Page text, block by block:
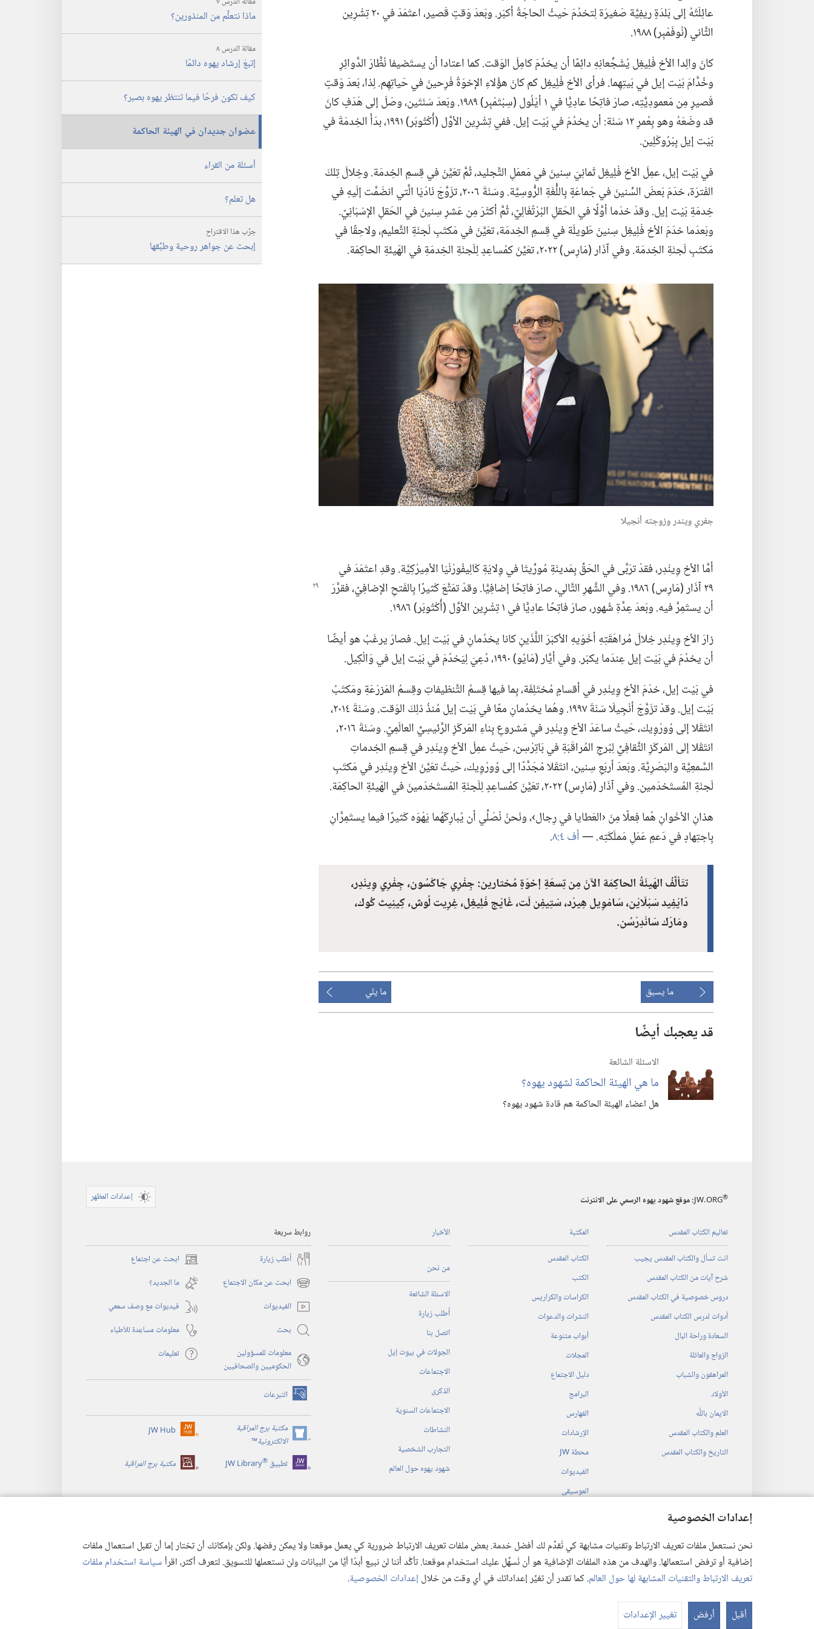
إعدادات الخصوصية
نحن نستعمل ملفات تعريف الارتباط وتقنيات مشابهة كي نُقدِّم لك أفضل خدمة. بعض ملفات تعريف الارتباط ضرورية كي يعمل موقعنا ولا يمكن رفضها. ولكن بإمكانك أن تختار إما أن تقبل استعمال ملفات
إضافية أو ترفض استعمالها. والهدف من هذه الملفات الإضافية هو أن نُسهِّل عليك استخدام موقعنا. تأكَّد أننا لن نبيع أبدًا أيًّا من البيانات ولن نستعملها للتسويق. لتعرف أكثر، اقرأسياسة استخدام ملفات
تعريف الارتباط والتقنيات المشابهة لها حول العالم. كما تقدر أن تغيِّر إعداداتك في أي وقت من خلال إعدادات الخصوصية.
أقبل أرفض تغيير الإعدادات
عائِلَتُهُ إلى بَلدَةٍ ريفِيَّة صَغيرَة لِتخدُمَ حَيثُ الحاجَةُ أكبَر.‏ وبَعدَ وَقتٍ قَصير،‏ اعتَمَدَ في ٢٠ تِشْرِين
الثَّاني (‏نُوفَمْبِر)‏ ١٩٨٨.‏
كانَ والِدا الأخ فْلِيغِل يُشَجِّعانِهِ دائِمًا أن يخدُمَ كامِلَ الوَقت.‏ كما اعتادا أن يستَضيفا نُظَّارَ الدَّوائِرِ
وخُدَّامَ بَيْت إيل في بَيتِهِما.‏ فرأى الأخ فْلِيغِل كم كانَ هؤُلاءِ الإخوَةُ فَرِحينَ في حَياتِهِم.‏ لِذا،‏ بَعدَ وَقتٍ
قَصيرٍ مِن مَعمودِيَّتِه،‏ صارَ فاتِحًا عادِيًّا في ١ أيْلُول (‏سِبْتَمْبِر)‏ ١٩٨٩.‏ وبَعدَ سَنَتَين،‏ وصَلَ إلى هَدَفٍ كانَ
قد وضَعَهُ وهو بِعُمرِ ١٢ سَنَة:‏ أن يخدُمَ في بَيْت إيل.‏ ففي تِشْرِين الأوَّل (‏أُكْتُوبَر)‏ ١٩٩١،‏ بدَأَ الخِدمَةَ في
بَيْت إيل بِبْرُوكْلِين.‏
في بَيْت إيل،‏ عمِلَ الأخ فْلِيغِل ثَمانِيَ سِنينَ في مَعمَلِ التَّجليد،‏ ثُمَّ تعَيَّنَ في قِسمِ الخِدمَة.‏ وخِلالَ تِلكَ
الفَترَة،‏ خدَمَ بَعضَ السِّنينَ في جَماعَةٍ بِاللُّغَةِ الرُّوسِيَّة.‏ وسَنَةَ ٢٠٠٦،‏ تزَوَّجَ نَادْيَا الَّتي انضَمَّت إلَيهِ في
خِدمَةِ بَيْت إيل.‏ وقدْ خدَما أوَّلًا في الحَقلِ البُرْتُغَالِيّ،‏ ثُمَّ أكثَرَ مِن عَشرِ سِنينَ في الحَقلِ الإسْبَانِيّ.‏
وبَعدَما خدَمَ الأخ فْلِيغِل سِنينَ طَويلَة في قِسمِ الخِدمَة،‏ تعَيَّنَ في مَكتَبِ لَجنَةِ التَّعليم،‏ ولاحِقًا في
مَكتَبِ لَجنَةِ الخِدمَة.‏ وفي آذَار (‏مَارِس)‏ ٢٠٢٢،‏ تعَيَّنَ كمُساعِدٍ لِلَجنَةِ الخِدمَةِ في الهَيئَةِ الحاكِمَة.‏
جفري ويندر وزوجته أنجيلا
أمَّا الأخ وِينْدِر،‏ فقدْ ترَبَّى في الحَقِّ بِمَدينَةِ مُورِّيتَا في وِلايَةِ كَالِيفُورْنْيَا الأمِيرْكِيَّة.‏ وقدِ اعتَمَدَ في
٢٩ آذَار
‏(‏مَارِس)‏ ١٩٨٦.‏ وفي الشَّهرِ التَّالي،‏ صارَ فاتِحًا إضافِيًّا.‏ وقدْ تمَتَّعَ كَثيرًا بِالفَتحِ الإضافِيّ،‏ فقرَّرَ
أن يستَمِرَّ فيه.‏ وبَعدَ عِدَّةِ شُهور،‏ صارَ فاتِحًا عادِيًّا في ١ تِشْرِين الأوَّل (‏أُكْتُوبَر)‏ ١٩٨٦.‏
زارَ الأخ وِينْدِر خِلالَ مُراهَقَتِهِ أخَوَيهِ الأكبَرَ اللَّذَينِ كانا يخدُمانِ في بَيْت إيل.‏ فصارَ يرغَبُ هو أيضًا
أن يخدُمَ في بَيْت إيل عِندَما يكبَر.‏ وفي أيَّار (‏مَايُو)‏ ١٩٩٠،‏ دُعِيَ لِيَخدُمَ في بَيْت إيل في وَالْكِيل.‏
في بَيْت إيل،‏ خدَمَ الأخ وِينْدِر في أقسامٍ مُختَلِفَة،‏ بِما فيها قِسمُ التَّنظيفاتِ وقِسمُ المَزرَعَةِ ومَكتَبُ
بَيْت إيل.‏ وقدْ تزَوَّجَ أنْجِيلَا سَنَةَ ١٩٩٧.‏ وهُما يخدُمانِ معًا في بَيْت إيل مُنذُ ذلِكَ الوَقت.‏ وسَنَةَ ٢٠١٤،‏
انتَقَلا إلى وُورْوِيك،‏ حَيثُ ساعَدَ الأخ وِينْدِر في مَشروعِ بِناءِ المَركَزِ الرَّئيسِيِّ العالَمِيّ.‏ وسَنَةَ ٢٠١٦،‏
انتَقَلا إلى المَركَزِ الثَّقافِيِّ لِبُرجِ المُراقَبَةِ في بَاتِرْسِن،‏ حَيثُ عمِلَ الأخ وِينْدِر في قِسمِ الخِدماتِ
السَّمعِيَّة والبَصَرِيَّة.‏ وبَعدَ أربَعِ سِنين،‏ انتَقَلا مُجَدَّدًا إلى وُورْوِيك،‏ حَيثُ تعَيَّنَ الأخ وِينْدِر في مَكتَبِ
لَجنَةِ المُستَخدَمين.‏ وفي آذَار (‏مَارِس)‏ ٢٠٢٢،‏ تعَيَّنَ كمُساعِدٍ لِلَجنَةِ المُستَخدَمينَ في الهَيئَةِ الحاكِمَة.‏
هذانِ الأخَوانِ هُما فِعلًا مِنَ ‹العَطايا في رِجال›،‏ ونَحنُ نُصَلِّي أن يُبارِكَهُما يَهْوَه كَثيرًا فيما يستَمِرَّانِ
بِاجتِهادٍ في دَعمِ عَمَلِ مَملَكَتِه.‏ —‏أف ٤:‏٨ ‏.‏
تتَألَّفُ الهَيئَةُ الحاكِمَة الآنَ مِن تِسعَةِ إخوَةٍ مُختارين:‏ جِفْرِي جَاكْسُون،‏ جِفْرِي وِينْدِر،‏
دَايْفِيد سْبْلَايْن،‏ سَامْوِيل هِيرْد،‏ سْتِيفِن لَت،‏ غَايْج فْلِيغِل،‏ غِرِيت لُوش،‏ كِينِيث كُوك،‏
ومَارْك سَانْدِرْسُن.‏
ما يسبق ما يلي
قد يعجبك أيضًا
الاسئلة الشائعة
ما هي الهيئة الحاكمة لشهود يهوه؟‏
هل اعضاء الهيئة الحاكمة هم قادة شهود يهوه؟‏
ماذا نتعلَّم من المنذورين؟‏
مقالة الدرس ٨
إتبعْ إرشاد يهوه دائمًا
كيف تكون فرحًا فيما تنتظر يهوه بصبر؟‏
عضوان جديدان في الهيئة الحاكمة
أسئلة من القراء
هل تعلم؟‏
جرِّب هذا الاقتراح
إبحث عن جواهر روحية وطبِّقها
JW.ORG® :‏ موقع شهود يهوه الرسمي على الانترنت إعدادات المظهر
تعاليم الكتاب المقدس
انت تسأل والكتاب المقدس يجيب
شرح آيات من الكتاب المقدس
دروس خصوصية في الكتاب المقدس
أدوات لدرس الكتاب المقدس
السعادة وراحة البال
الزواج والعائلة
المراهقون والشباب
الأولاد
الايمان باللّٰه
العلم والكتاب المقدس
التاريخ والكتاب المقدس
المكتبة
الكتاب المقدس
الكتب
الكراسات والكراريس
النشرات والدعوات
أبواب متنوعة
المجلات
دليل الاجتماع
البرامج
الفهارس
الإرشادات
محطة‏ ‏JW
الفيديوات
الموسيقى
الأخبار
من نحن
الاسئلة الشائعة
أُطلب زيارة
اتصل بنا
الجولات في بيوت إيل
الاجتماعات
الذكرى
الاجتماعات السنوية
النشاطات
التجارب الشخصية
شهود يهوه حول العالم
روابط سريعة
أُطلب زيارة
ابحث عن اجتماع (يفتح
نافذة
جديدة)
ابحث عن مكان الاجتماع (يفتح
نافذة
ما الجديد؟‏
الفيديوات
فيديوات مع وصف سمعي
بحث
معلومات مساعِدة للأطباء
معلومات للمسؤولين
الحكوميين والصحافيين
تعليمات
التبرعات (يفتح
نافذة
جديدة) مكتبة برج المراقبة
الالكترونية™
(يفتح
نافذة
جديدة)
JW Hub (يفتح
جديدة)
تطبيق ®
JW Library مكتبة برج المراقبة
© 2026 .Watch Tower Bible and Tract Society of Pennsylvania